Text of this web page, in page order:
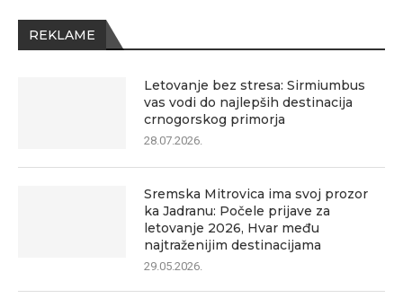
REKLAME
Letovanje bez stresa: Sirmiumbus
vas vodi do najlepših destinacija
crnogorskog primorja
28.07.2026.
Sremska Mitrovica ima svoj prozor
ka Jadranu: Počele prijave za
letovanje 2026, Hvar među
najtraženijim destinacijama
29.05.2026.